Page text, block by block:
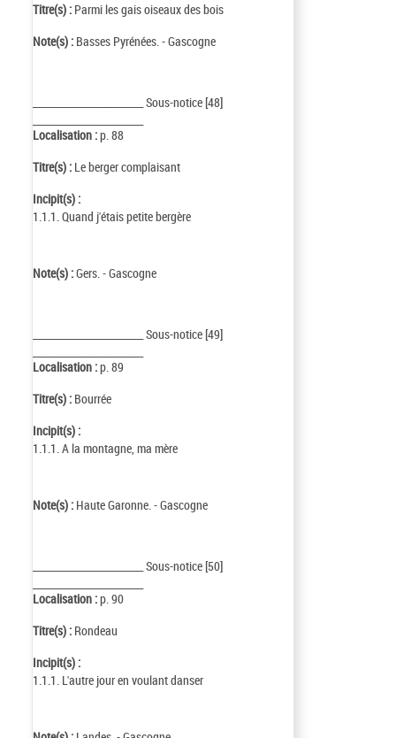
Titre(s) : Parmi les gais oiseaux des bois
Note(s) : Basses Pyrénées. - Gascogne
_________________________ Sous-notice [48]
Localisation :p. 88
Titre(s) : Le berger complaisant
Incipit(s) :
1.1.1. Quand j'étais petite bergère
Note(s) :Gers. - Gascogne
_________________________ Sous-notice [49]
Localisation :p. 89
Titre(s) : Bourrée
Incipit(s) :
1.1.1. A la montagne, ma mère
Note(s) : Haute Garonne. - Gascogne
_________________________ Sous-notice [50]
Localisation :p. 90
Titre(s) : Rondeau
Incipit(s) :
1.1.1. L'autre jour en voulant danser